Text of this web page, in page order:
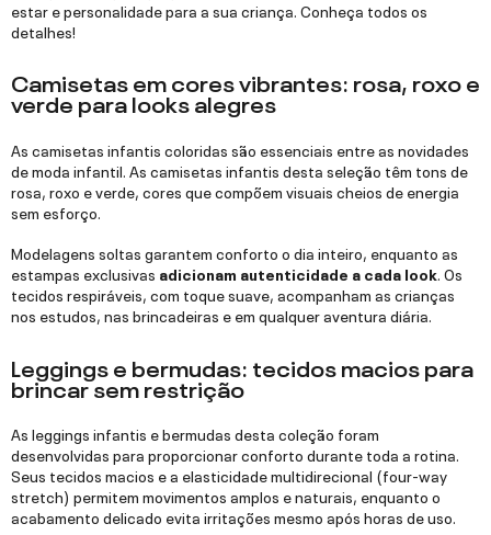
estar e personalidade para a sua criança. Conheça todos os
detalhes!
Camisetas em cores vibrantes: rosa, roxo e
verde para looks alegres
As camisetas infantis coloridas são essenciais entre as novidades
de moda infantil. As camisetas infantis desta seleção têm tons de
rosa, roxo e verde, cores que compõem visuais cheios de energia
sem esforço.
Modelagens soltas garantem conforto o dia inteiro, enquanto as
estampas exclusivas adicionam autenticidade a cada look. Os
tecidos respiráveis, com toque suave, acompanham as crianças
nos estudos, nas brincadeiras e em qualquer aventura diária.
Leggings e bermudas: tecidos macios para
brincar sem restrição
As leggings infantis e bermudas desta coleção foram
desenvolvidas para proporcionar conforto durante toda a rotina.
Seus tecidos macios e a elasticidade multidirecional (four-way
stretch) permitem movimentos amplos e naturais, enquanto o
acabamento delicado evita irritações mesmo após horas de uso.